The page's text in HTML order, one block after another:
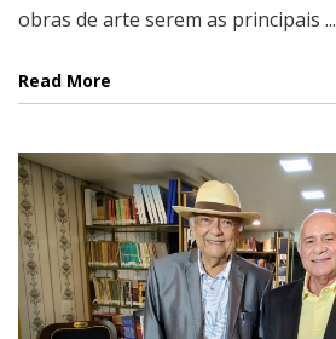
obras de arte serem as principais ...
Read More